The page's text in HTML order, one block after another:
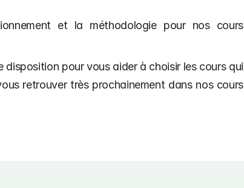
et la méthodologie pour nos cours
disposition pour vous aider à choisir les cours qui
retrouver très prochainement dans nos cours